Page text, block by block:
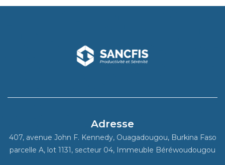
Adresse
407, avenue John F. Kennedy, Ouagadougou, Burkina Faso
parcelle A, lot 1131, secteur 04, Immeuble Béréwoudougou